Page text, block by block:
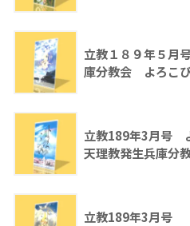
立教１８９年５月
庫分教会 よろこ
立教189年3月号
天理教発生兵庫分
立教189年3月号